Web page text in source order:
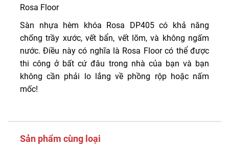
Rosa Floor
Sàn nhựa hèm khóa Rosa DP405 có khả năng
chống trầy xước, vết bẩn, vết lõm, và không ngấm
nước. Điều này có nghĩa là Rosa Floor có thể được
thi công ở bất cứ đâu trong nhà của bạn và bạn
không cần phải lo lắng về phồng rộp hoặc nấm
mốc!
Sản phẩm cùng loại